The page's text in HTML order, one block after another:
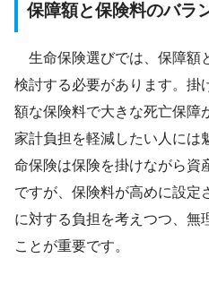
保障額と保険料のバラ
生命保険選びでは、保障額
検討する必要があります。掛
額な保険料で大きな死亡保障
家計負担を軽減したい人には
命保険は保険を掛けながら資
ですが、保険料が高めに設定
に対する負担を考えつつ、無
ことが重要です。